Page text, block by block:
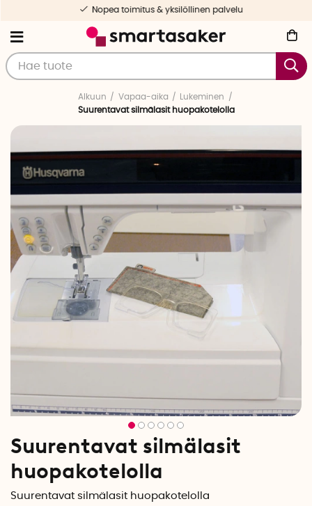
Nopea toimitus & yksilöllinen palvelu
Alkuun Vapaa-aika
Lukeminen
Suurentavat silmälasit huopakotelolla
Suurentavat silmälasit
huopakotelolla
Suurentavat silmälasit huopakotelolla